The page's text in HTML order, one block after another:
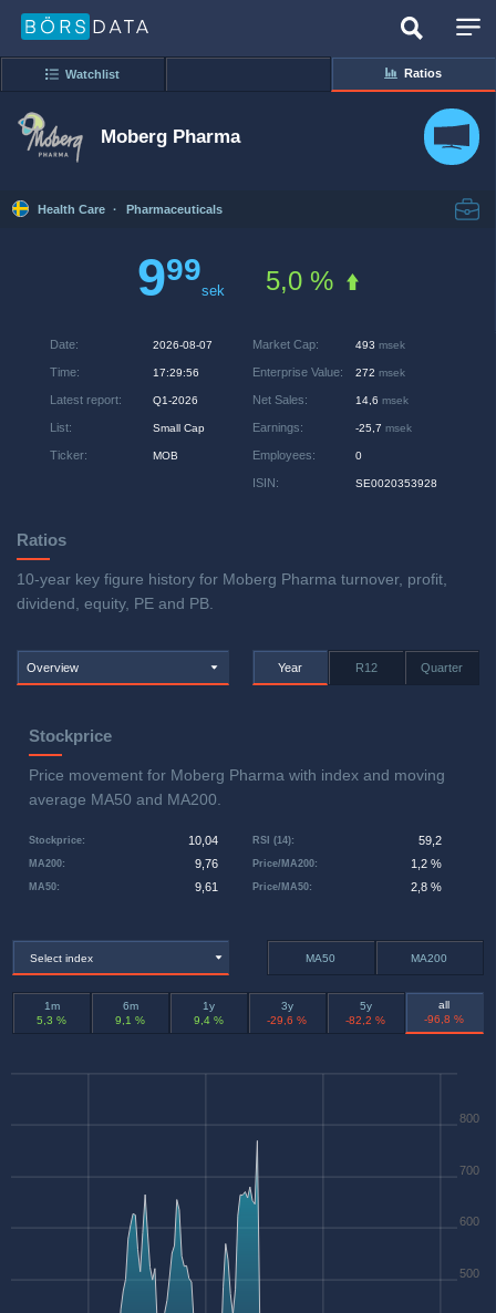
Watchlist Ratios
Moberg Pharma
Health Care · Pharmaceuticals
999
sek 5,0 %
Date: 2026-08-07
Time: 17:29:56
Latest report: Q1-2026
List: Small Cap
Ticker: MOB
Market Cap: 493 msek
Enterprise Value: 272 msek
Net Sales: 14,6 msek
Earnings: -25,7 msek
Employees: 0
ISIN: SE0020353928
Ratios
10-year key figure history for Moberg Pharma turnover, profit,
dividend, equity, PE and PB.
Overview Year R12 Quarter
Stockprice
Price movement for Moberg Pharma with index and moving
average MA50 and MA200.
Stockprice: 10,04
MA50: 9,61
MA200: 9,76 Price/MA200: 1,2 %
RSI (14): 59,2
Price/MA50: 2,8 %
Select index MA50 MA200
1m
5,3 %
6m
9,1 %
1y
9,4 %
3y
-29,6 %
5y
-82,2 %
all
-96,8 %
500
600
700
800